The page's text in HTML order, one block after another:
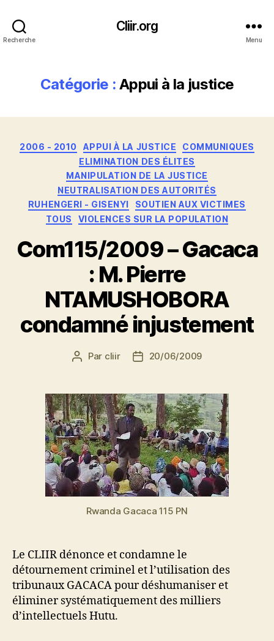
Recherche
Cliir.org
Menu
Catégorie : Appui à la justice
Catégories
2006 - 2010 APPUI À LA JUSTICE
COMMUNIQUES
ELIMINATION DES ÉLITES
MANIPULATION DE LA JUSTICE
NEUTRALISATION DES AUTORITÉS
RUHENGERI - GISENYI
SOUTIEN AUX VICTIMES
TOUS
VIOLENCES SUR LA POPULATION
Com115/2009 – Gacaca
: M. Pierre
NTAMUSHOBORA
condamné injustement
Auteur
Par cliir
Date20/06/2009
Rwanda Gacaca 115 PN
Le CLIIR dénonce et condamne le
détournement criminel et l’utilisation des
tribunaux GACACA pour déshumaniser et
éliminer systématiquement des milliers
d’intellectuels Hutu.